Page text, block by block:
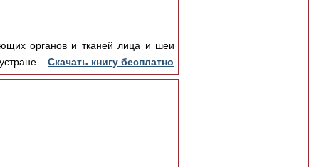
органов и тканей лица и шеи
Скачать книгу бесплатно